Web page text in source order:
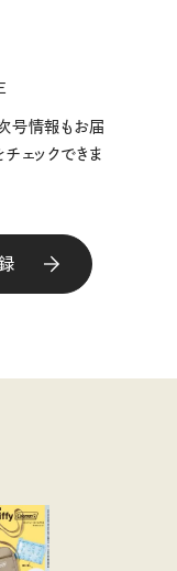
号情報もお届
ェックできま